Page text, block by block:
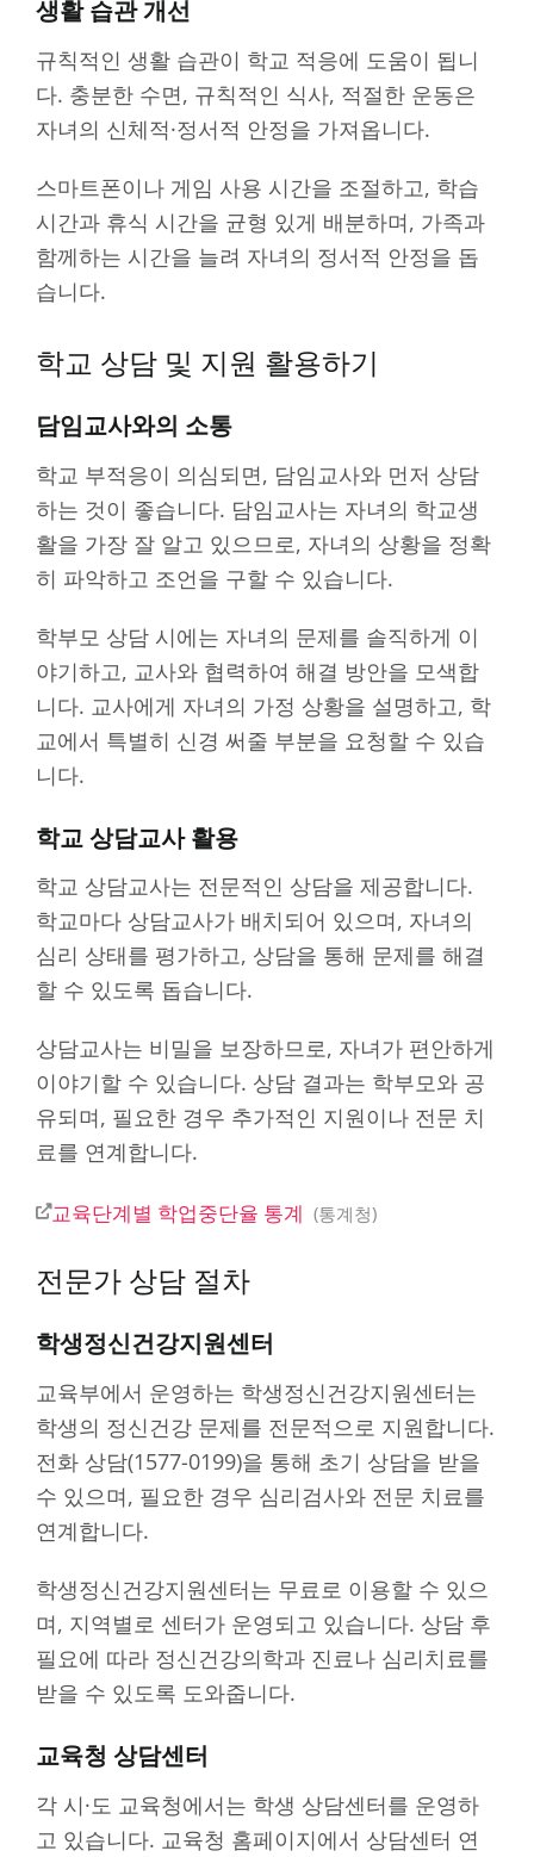
생활 습관 개선
규칙적인 생활 습관이 학교 적응에 도움이 됩니
다. 충분한 수면, 규칙적인 식사, 적절한 운동은
자녀의 신체적·정서적 안정을 가져옵니다.
스마트폰이나 게임 사용 시간을 조절하고, 학습
시간과 휴식 시간을 균형 있게 배분하며, 가족과
함께하는 시간을 늘려 자녀의 정서적 안정을 돕
습니다.
학교 상담 및 지원 활용하기
담임교사와의 소통
학교 부적응이 의심되면, 담임교사와 먼저 상담
하는 것이 좋습니다. 담임교사는 자녀의 학교생
활을 가장 잘 알고 있으므로, 자녀의 상황을 정확
히 파악하고 조언을 구할 수 있습니다.
학부모 상담 시에는 자녀의 문제를 솔직하게 이
야기하고, 교사와 협력하여 해결 방안을 모색합
니다. 교사에게 자녀의 가정 상황을 설명하고, 학
교에서 특별히 신경 써줄 부분을 요청할 수 있습
니다.
학교 상담교사 활용
학교 상담교사는 전문적인 상담을 제공합니다.
학교마다 상담교사가 배치되어 있으며, 자녀의
심리 상태를 평가하고, 상담을 통해 문제를 해결
할 수 있도록 돕습니다.
상담교사는 비밀을 보장하므로, 자녀가 편안하게
이야기할 수 있습니다. 상담 결과는 학부모와 공
유되며, 필요한 경우 추가적인 지원이나 전문 치
료를 연계합니다.
교육단계별 학업중단율 통계 통계청
전문가 상담 절차
학생정신건강지원센터
교육부에서 운영하는 학생정신건강지원센터는
학생의 정신건강 문제를 전문적으로 지원합니다.
전화 상담(1577-0199)을 통해 초기 상담을 받을
수 있으며, 필요한 경우 심리검사와 전문 치료를
연계합니다.
학생정신건강지원센터는 무료로 이용할 수 있으
며, 지역별로 센터가 운영되고 있습니다. 상담 후
필요에 따라 정신건강의학과 진료나 심리치료를
받을 수 있도록 도와줍니다.
교육청 상담센터
각 시·도 교육청에서는 학생 상담센터를 운영하
고 있습니다. 교육청 홈페이지에서 상담센터 연